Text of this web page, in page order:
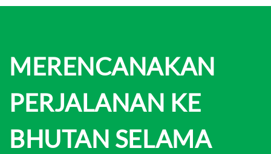
MERENCANAKAN
PERJALANAN KE
BHUTAN SELAMA